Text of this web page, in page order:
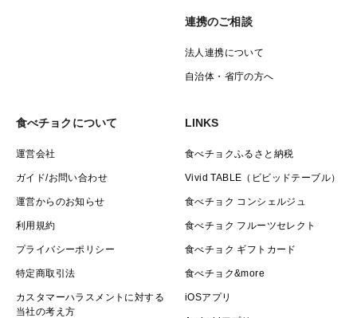
こだわり③『科学に基づき積極的に有機肥料を使用』
有機肥料として光合成細菌を自家培養し与えておりま
壌環境を最適にします。これにより病気にとても強くな
ります。病気に強くなればおのずと農薬の量も減らせる
というわけです。
さらにはアミノ酸を分泌する効果を持つので、メロンの
旨味をより一層引き立たせてくれます。
また、光合成細菌のエサとして海藻エキスを採用してお
連携のご相談
法人連携について
自治体・省庁の方へ
食べチョクについて
運営会社
ガイド/お問い合わせ
運営からのお知らせ
利用規約
プライバシーポリシー
特定商取引法
カスタマーハラスメントに対する
当社の考え方
LINKS
食べチョクふるさと納税
Vivid TABLE（ビビッドテーブル）
食べチョク コンシェルジュ
食べチョク フルーツセレクト
食べチョク ギフトカード
食べチョク&more
iOSアプリ